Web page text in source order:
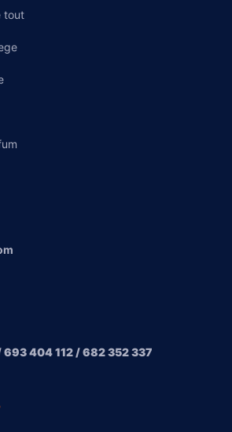
tout
404 112 / 682 352 337